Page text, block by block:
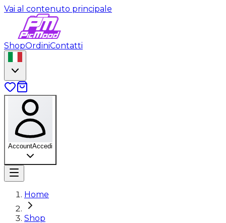
Vai al contenuto principale
ShopOrdiniContatti
AccountAccedi
Home
Shop